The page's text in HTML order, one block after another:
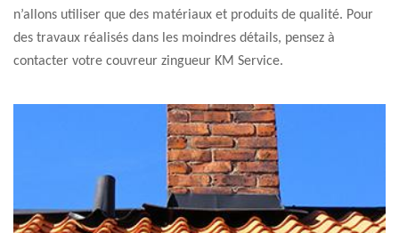
n’allons utiliser que des matériaux et produits de qualité. Pour
des travaux réalisés dans les moindres détails, pensez à
contacter votre couvreur zingueur KM Service.